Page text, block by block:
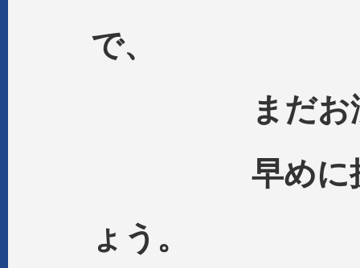
で、
まだお済み
早めに接種
ょう。